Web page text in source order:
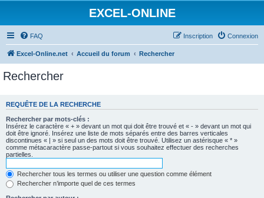
EXCEL-ONLINE
FAQ Connexion
Inscription
Excel-Online.net Accueil du forum Rechercher
Rechercher
REQUÊTE DE LA RECHERCHE
Rechercher par mots-clés :
Insérez le caractère « + » devant un mot qui doit être trouvé et « - » devant un mot qui
doit être ignoré. Insérez une liste de mots séparés entre des barres verticales
discontinues « | » si seul un des mots doit être trouvé. Utilisez un astérisque « * »
comme métacaractère passe-partout si vous souhaitez effectuer des recherches
partielles.
Rechercher tous les termes ou utiliser une question comme élément
Rechercher n’importe quel de ces termes